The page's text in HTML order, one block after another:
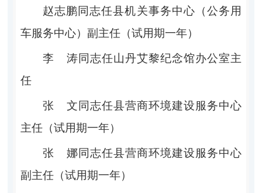
赵志鹏同志任县机关事务中心（公务用
车服务中心）副主任（试用期一年）
李 涛同志任山丹艾黎纪念馆办公室主
任
张 文同志任县营商环境建设服务中心
主任（试用期一年）
张 娜同志任县营商环境建设服务中心
副主任（试用期一年）